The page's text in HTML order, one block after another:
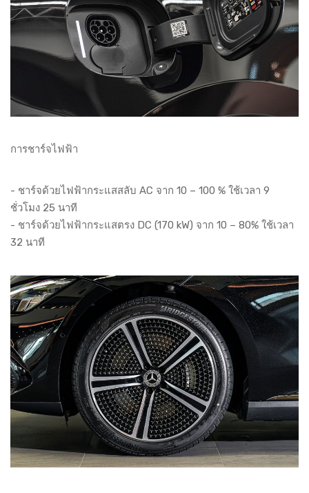
การชาร์จไฟฟ้า
- ชาร์จด้วยไฟฟ้ากระแสสลับ AC จาก 10 – 100 % ใช้เวลา 9
ชั่วโมง 25 นาที
- ชาร์จด้วยไฟฟ้ากระแสตรง DC (170 kW) จาก 10 – 80% ใช้เวลา
32 นาที